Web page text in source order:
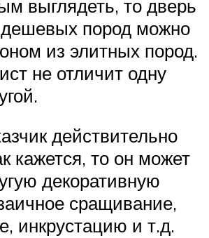
выглядеть, то дверь
пород можно
из элитных пород.
не отличит одну
действительно
кажется, то он может
декоративную
сращивание,
инкрустацию и т.д.